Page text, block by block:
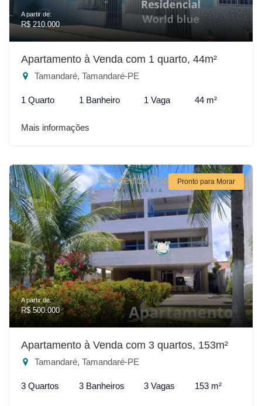
A partir de:
R$ 210.000
Apartamento à Venda com 1 quarto, 44m²
Tamandaré, Tamandaré-PE
1 Quarto 1 Banheiro 1 Vaga 44 m²
Mais informações
Pronto para Morar
A partir de:
R$ 500.000
Apartamento à Venda com 3 quartos, 153m²
Tamandaré, Tamandaré-PE
3 Quartos 3 Banheiros 3 Vagas 153 m²